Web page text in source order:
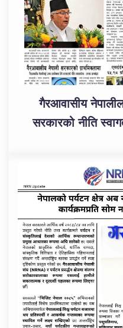
गैरआवासीय
सरकारको नीति